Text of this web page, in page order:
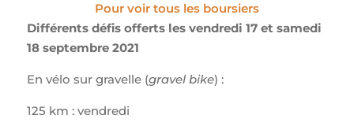
Pour voir tous les boursiers
Différents défis offerts les vendredi 17 et samedi
18 septembre 2021
En vélo sur gravelle (gravel bike) :
125 km : vendredi